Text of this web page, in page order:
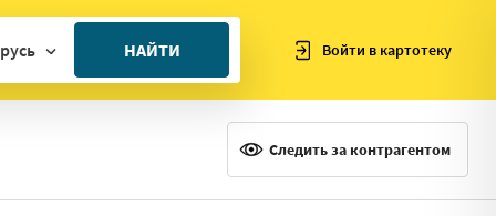
НАЙТИ Войти в картотеку
Следить за контрагентом